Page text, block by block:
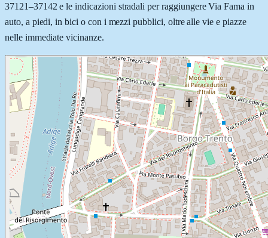
37121–37142 e le indicazioni stradali per raggiungere Via Fama in
auto, a piedi, in bici o con i mezzi pubblici, oltre alle vie e piazze
nelle immediate vicinanze.